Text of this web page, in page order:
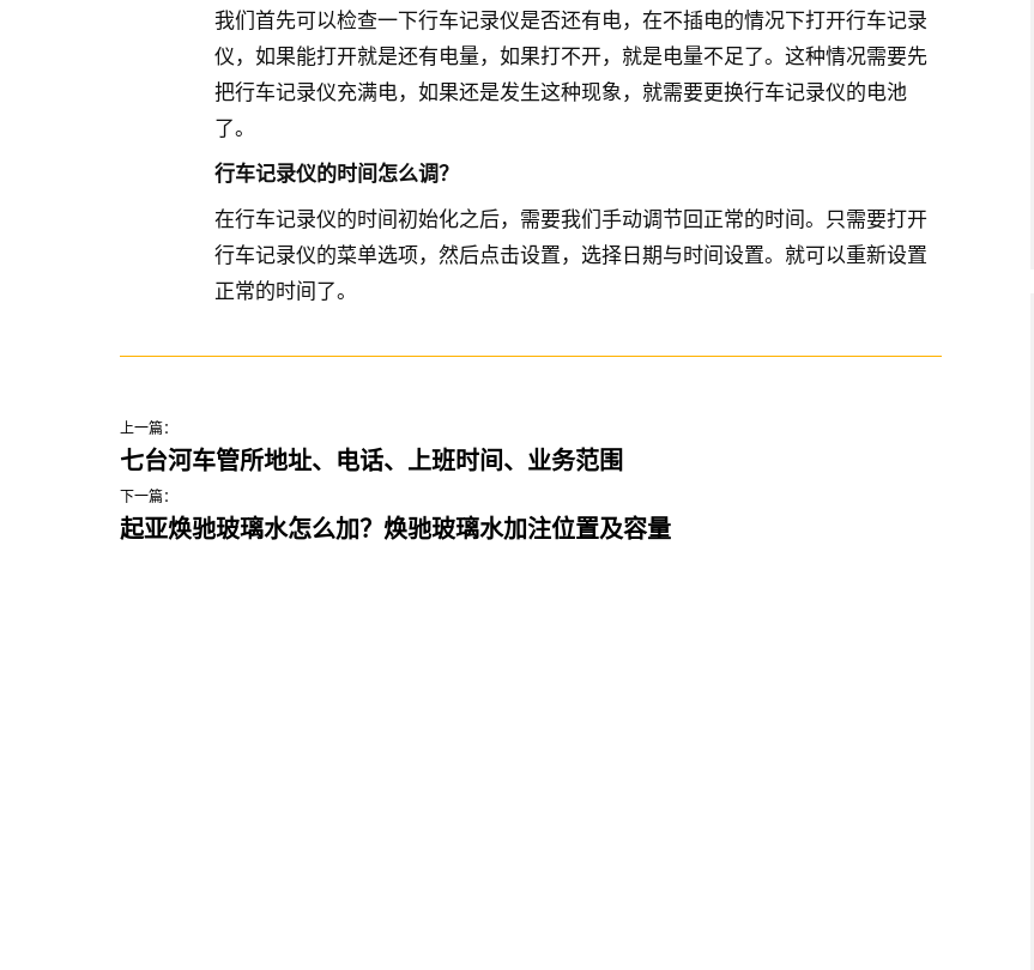
我们首先可以检查一下行车记录仪是否还有电，在不插电的情况下打开行车记录
仪，如果能打开就是还有电量，如果打不开，就是电量不足了。这种情况需要先
把行车记录仪充满电，如果还是发生这种现象，就需要更换行车记录仪的电池
了。
行车记录仪的时间怎么调？
在行车记录仪的时间初始化之后，需要我们手动调节回正常的时间。只需要打开
行车记录仪的菜单选项，然后点击设置，选择日期与时间设置。就可以重新设置
正常的时间了。
上一篇：
七台河车管所地址、电话、上班时间、业务范围
下一篇：
起亚焕驰玻璃水怎么加？焕驰玻璃水加注位置及容量